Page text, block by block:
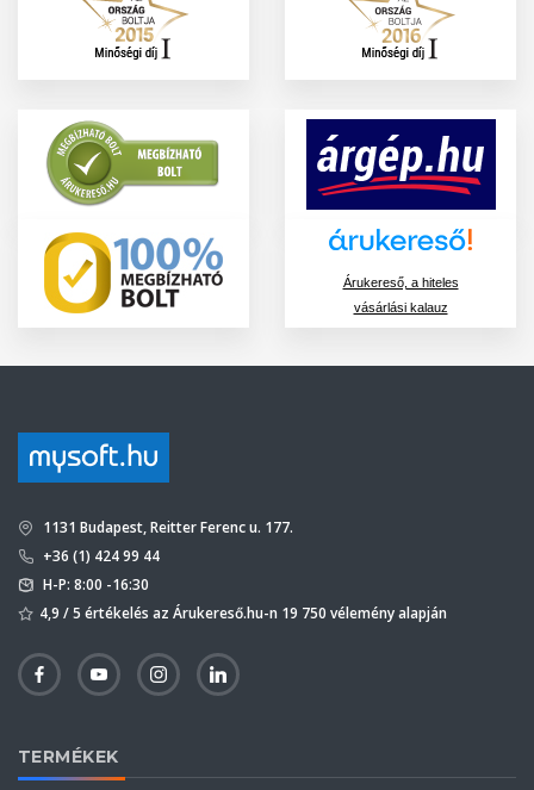
Árukereső, a hiteles
vásárlási kalauz
1131 Budapest, Reitter Ferenc u. 177.
+36 (1) 424 99 44
H-P: 8:00 -16:30
4,9 / 5 értékelés az Árukereső.hu-n 19 750 vélemény alapján
TERMÉKEK